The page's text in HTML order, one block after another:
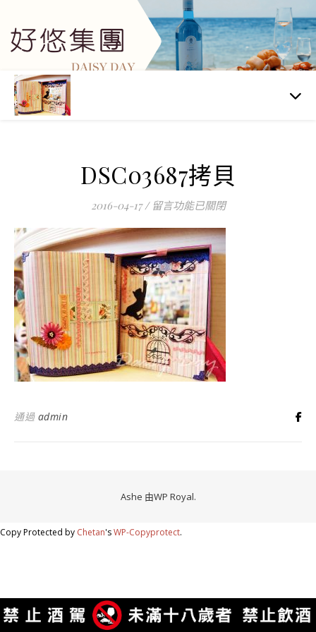
DSC03687拷貝
2016-04-17 / 在〈DSC03687拷貝〉中
留言功能已關閉
通過 admin
Ashe 由WP Royal.
Copy Protected by Chetan'sWP-Copyprotect.